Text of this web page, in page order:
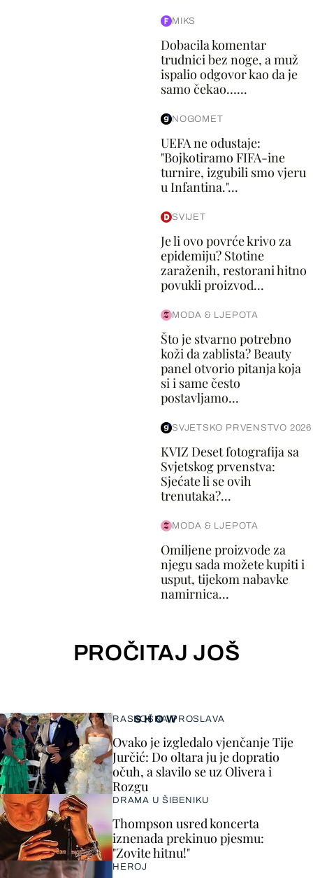
MIKS
Dobacila komentar
trudnici bez noge, a muž
ispalio odgovor kao da je
samo čekao…...
NOGOMET
UEFA ne odustaje:
"Bojkotiramo FIFA-ine
turnire, izgubili smo vjeru
u Infantina."...
SVIJET
Je li ovo povrće krivo za
epidemiju? Stotine
zaraženih, restorani hitno
povukli proizvod...
MODA & LJEPOTA
Što je stvarno potrebno
koži da zablista? Beauty
panel otvorio pitanja koja
si i same često
postavljamo...
SVJETSKO PRVENSTVO 2026
KVIZ Deset fotografija sa
Svjetskog prvenstva:
Sjećate li se ovih
trenutaka?...
MODA & LJEPOTA
Omiljene proizvode za
njegu sada možete kupiti i
usput, tijekom nabavke
namirnica...
PROČITAJ JOŠ
SHOW
RASKOŠNA PROSLAVA
Ovako je izgledalo vjenčanje Tije
Jurčić: Do oltara ju je dopratio
očuh, a slavilo se uz Olivera i
Rozgu
DRAMA U ŠIBENIKU
Thompson usred koncerta
iznenada prekinuo pjesmu:
"Zovite hitnu!"
HEROJ